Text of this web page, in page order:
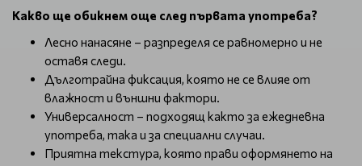
Какво ще обикнем още след първата употреба?
Лесно нанасяне – разпределя се равномерно и не
оставя следи.
Дълготрайна фиксация, която не се влияе от
влажност и външни фактори.
Универсалност – подходящ както за ежедневна
употреба, така и за специални случаи.
Приятна текстура, която прави оформянето на